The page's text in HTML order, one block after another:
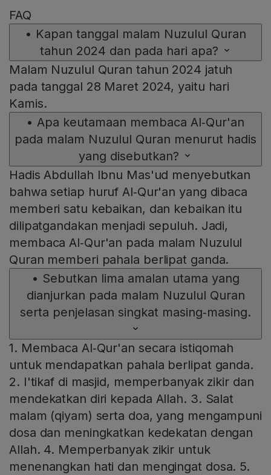
FAQ
• Kapan tanggal malam Nuzulul Quran
tahun 2024 dan pada hari apa?
Malam Nuzulul Quran tahun 2024 jatuh
pada tanggal 28 Maret 2024, yaitu hari
Kamis.
• Apa keutamaan membaca Al‑Qur'an
pada malam Nuzulul Quran menurut hadis
yang disebutkan?
Hadis Abdullah Ibnu Mas'ud menyebutkan
bahwa setiap huruf Al‑Qur'an yang dibaca
memberi satu kebaikan, dan kebaikan itu
dilipatgandakan menjadi sepuluh. Jadi,
membaca Al‑Qur'an pada malam Nuzulul
Quran memberi pahala berlipat ganda.
• Sebutkan lima amalan utama yang
dianjurkan pada malam Nuzulul Quran
serta penjelasan singkat masing‑masing.
1. Membaca Al‑Qur'an secara istiqomah
untuk mendapatkan pahala berlipat ganda.
2. I'tikaf di masjid, memperbanyak zikir dan
mendekatkan diri kepada Allah. 3. Salat
malam (qiyam) serta doa, yang mengampuni
dosa dan meningkatkan kedekatan dengan
Allah. 4. Memperbanyak zikir untuk
menenangkan hati dan mengingat dosa. 5.